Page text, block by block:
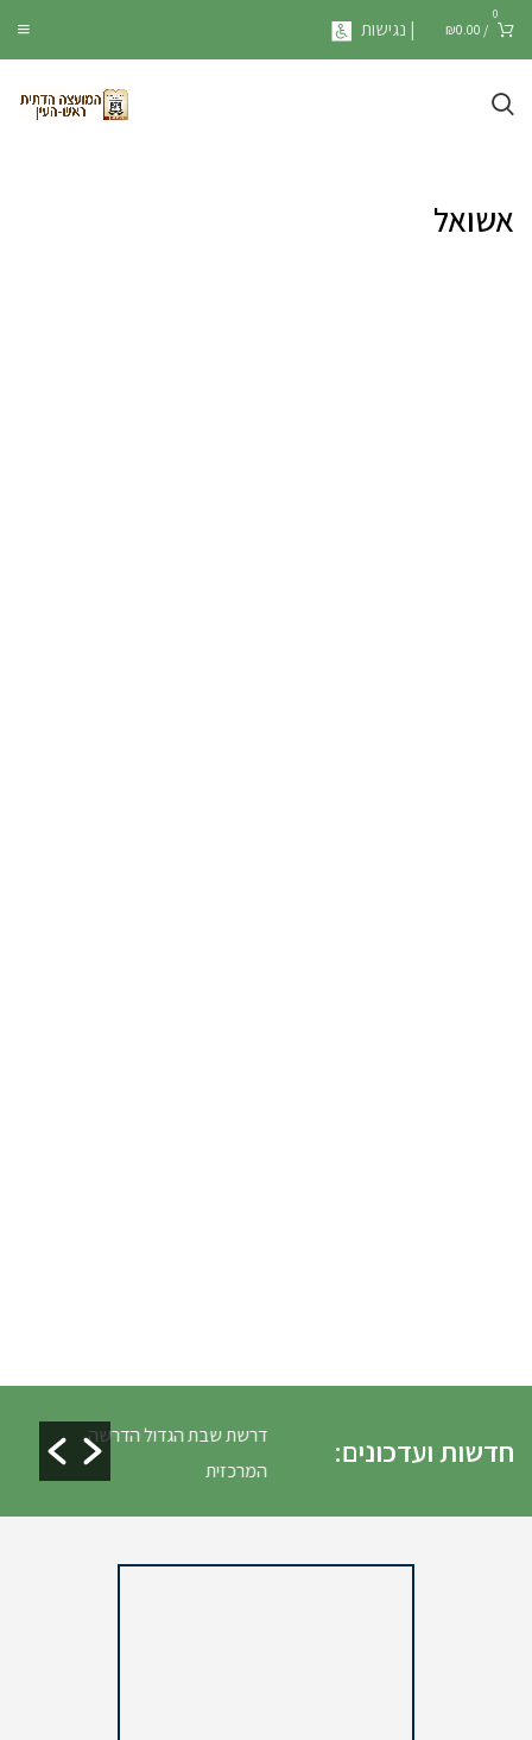
0
/
₪0.00 | נגישות
אשואל
חדשות ועדכונים:
דרשת שבת הגדול הדרשה
המרכזית